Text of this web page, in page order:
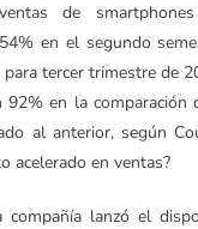
de
en el segundo
tercer trimestre de
92% en la comparación
al anterior, según
acelerado en ventas?
compañía lanzó el